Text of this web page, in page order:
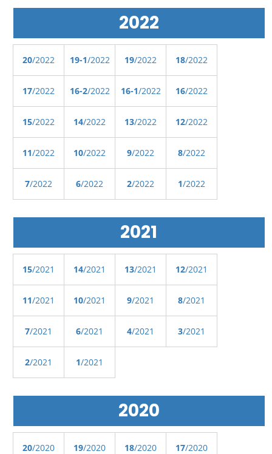
2022
20/2022 19-1/2022 19/2022 18/2022
17/2022 16-2/2022 16-1/2022 16/2022
15/2022 14/2022 13/2022 12/2022
11/2022 10/2022 9/2022 8/2022
7/2022 6/2022 2/2022 1/2022
2021
15/2021 14/2021 13/2021 12/2021
11/2021 10/2021 9/2021 8/2021
7/2021 6/2021 4/2021 3/2021
2/2021 1/2021
2020
20/2020 19/2020 18/2020 17/2020